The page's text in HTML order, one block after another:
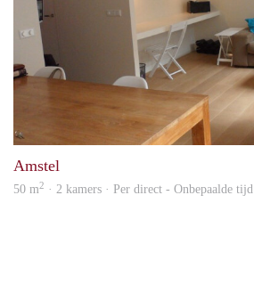
Amstel
50 m2 · 2 kamers · Per direct - Onbepaalde tijd